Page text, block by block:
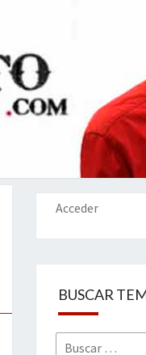
Y
Acceder
BUSCAR
Buscar